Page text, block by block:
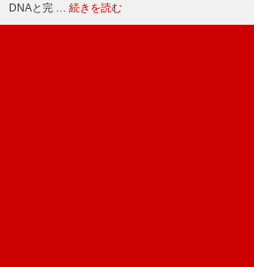
DNAと完 … 続きを読む